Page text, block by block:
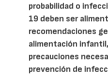
probabilidad o
19 deben ser
recomendaciones
alimentación
precauciones
prevención de